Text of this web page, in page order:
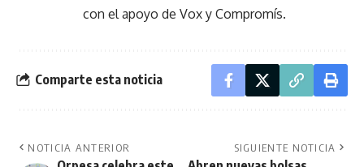
con el apoyo de Vox y Compromís.
Comparte esta noticia
NOTICIA ANTERIOR SIGUIENTE NOTICIA